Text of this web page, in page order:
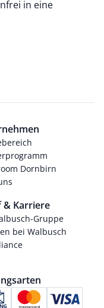
in eine
Dornbirn
& Karriere
Gruppe
bei Walbusch